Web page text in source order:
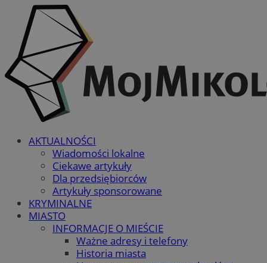
AKTUALNOŚCI
Wiadomości lokalne
Ciekawe artykuły
Dla przedsiębiorców
Artykuły sponsorowane
KRYMINALNE
MIASTO
INFORMACJE O MIEŚCIE
Ważne adresy i telefony
Historia miasta